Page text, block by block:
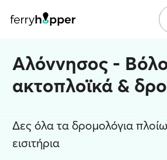
Αλόννησος -
ακτοπλοϊκά &
Δες όλα τα δρομολόγια
εισιτήρια